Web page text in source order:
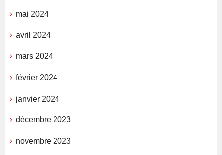
mai 2024
avril 2024
mars 2024
février 2024
janvier 2024
décembre 2023
novembre 2023